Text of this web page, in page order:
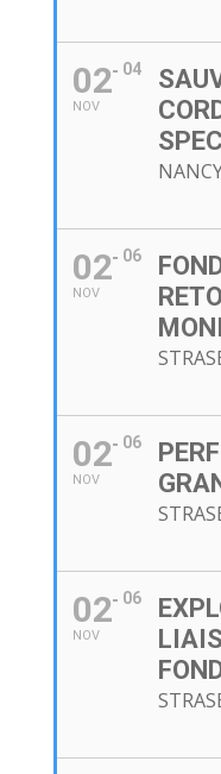
02
NOV
04
02
NOV
06
02
NOV
06
02
NOV
06